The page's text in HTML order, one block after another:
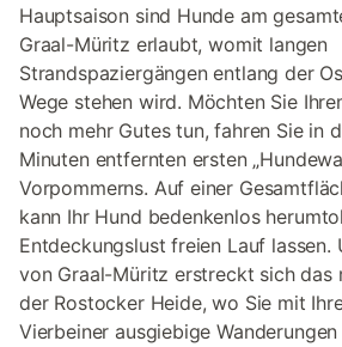
Hauptsaison sind Hunde am
Graal-Müritz erlaubt, womit langen
Strandspaziergängen entlang der
Wege stehen wird. Möchten Sie
noch mehr Gutes tun, fahren Sie in
Minuten entfernten ersten
Vorpommerns. Auf einer
kann Ihr Hund bedenkenlos
Entdeckungslust freien Lauf lassen.
von Graal-Müritz erstreckt sich das
der Rostocker Heide, wo Sie mit
Vierbeiner ausgiebige